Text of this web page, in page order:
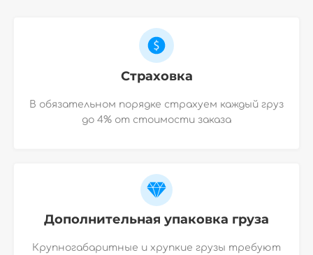
Страховка
В обязательном порядке страхуем каждый груз
до 4% от стоимости заказа
Дополнительная упаковка груза
Крупногабаритные и хрупкие грузы требуют